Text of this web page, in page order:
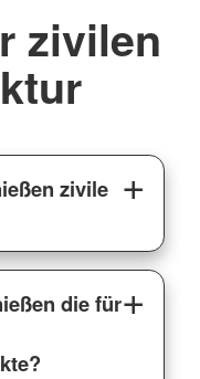
zivilen
zivile
die für